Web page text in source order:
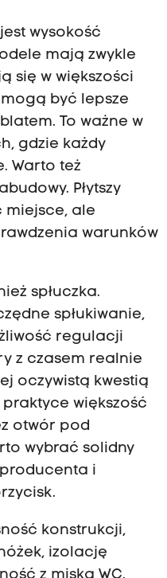
wysokość
mają zwykle
się w większości
mogą być lepsze
To ważne w
gdzie każdy
Warto też
Płytszy
miejsce, ale
warunków
spłuczka.
spłukiwanie,
regulacji
z czasem realnie
oczywistą kwestią
praktyce większość
otwór pod
wybrać solidny
i
konstrukcji,
izolację
z miską WC.